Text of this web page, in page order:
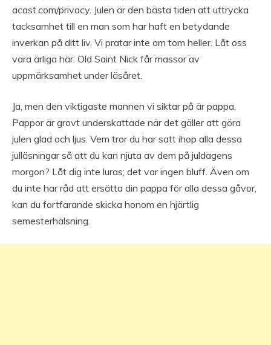
acast.com/privacy. Julen är den bästa tiden att uttrycka
tacksamhet till en man som har haft en betydande
inverkan på ditt liv. Vi pratar inte om tom heller. Låt oss
vara ärliga här: Old Saint Nick får massor av
uppmärksamhet under läsåret.
Ja, men den viktigaste mannen vi siktar på är pappa.
Pappor är grovt underskattade när det gäller att göra
julen glad och ljus. Vem tror du har satt ihop alla dessa
julläsningar så att du kan njuta av dem på juldagens
morgon? Låt dig inte luras; det var ingen bluff. Även om
du inte har råd att ersätta din pappa för alla dessa gåvor,
kan du fortfarande skicka honom en hjärtlig
semesterhälsning.